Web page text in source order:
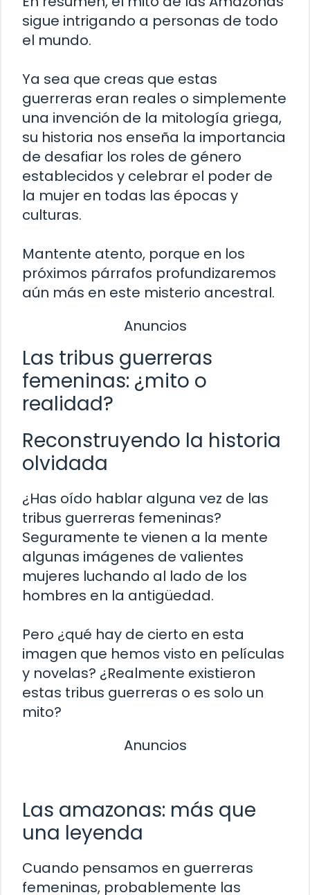
sigue intrigando a personas de todo
el mundo.
Ya sea que creas que estas
guerreras eran reales o simplemente
una invención de la mitología griega,
su historia nos enseña la importancia
de desafiar los roles de género
establecidos y celebrar el poder de
la mujer en todas las épocas y
culturas.
Mantente atento, porque en los
próximos párrafos profundizaremos
aún más en este misterio ancestral.
Anuncios
Las tribus guerreras
femeninas: ¿mito o
realidad?
Reconstruyendo la historia
olvidada
¿Has oído hablar alguna vez de las
tribus guerreras femeninas?
Seguramente te vienen a la mente
algunas imágenes de valientes
mujeres luchando al lado de los
hombres en la antigüedad.
Pero ¿qué hay de cierto en esta
imagen que hemos visto en películas
y novelas? ¿Realmente existieron
estas tribus guerreras o es solo un
mito?
Anuncios
Las amazonas: más que
una leyenda
Cuando pensamos en guerreras
femeninas, probablemente las